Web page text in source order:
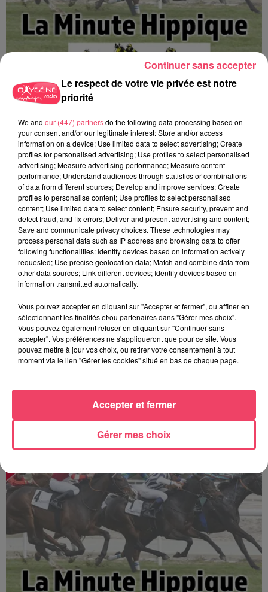
La minute Hippique - 08 08 2026
Sillé-le-Guillaume : une journée de courses au cœur de la forêt
Le respect de votre vie privée est notre
priorité
We and our (447) partnersdo the following data processing based on
your consent and/or our legitimate interest: Store and/or access
information on a device; Use limited data to select advertising; Create
profiles for personalised advertising; Use profiles to select personalised
advertising; Measure advertising performance; Measure content
performance; Understand audiences through statistics or combinations
of data from different sources; Develop and improve services; Create
profiles to personalise content; Use profiles to select personalised
content; Use limited data to select content; Ensure security, prevent and
detect fraud, and fix errors; Deliver and present advertising and content;
Save and communicate privacy choices. These technologies may
process personal data such as IP address and browsing data to offer
following functionalities: Identify devices based on information actively
requested; Use precise geolocation data; Match and combine data from
other data sources; Link different devices; Identify devices based on
information transmitted automatically.
Vous pouvez accepter en cliquant sur "Accepter et fermer", ou affiner en
sélectionnant les finalités et/ou partenaires dans "Gérer mes choix".
Vous pouvez également refuser en cliquant sur "Continuer sans
accepter". Vos préférences ne s'appliqueront que pour ce site. Vous
pouvez mettre à jour vos choix, ou retirer votre consentement à tout
moment via le lien "Gérer les cookies" situé en bas de chaque page.
Gérer mes choix
Accepter et fermer
Continuer sans accepter